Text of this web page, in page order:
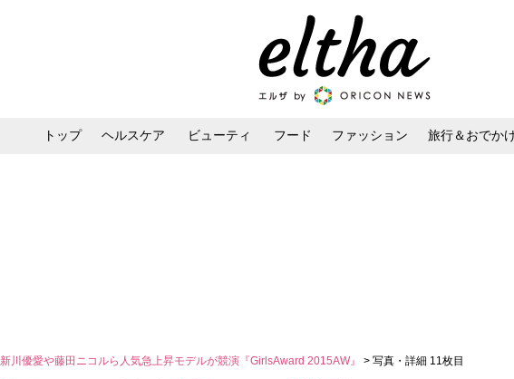
トップ ヘルスケア ビューティ フード ファッション 旅行＆おでか
新川優愛や藤田ニコルら人気急上昇モデルが競演『GirlsAward 2015AW』 > 写真・詳細 11枚目